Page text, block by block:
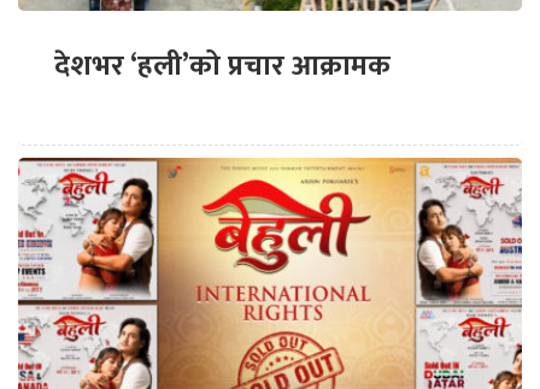
देशभर ‘हली’को प्रचार आक्रामक